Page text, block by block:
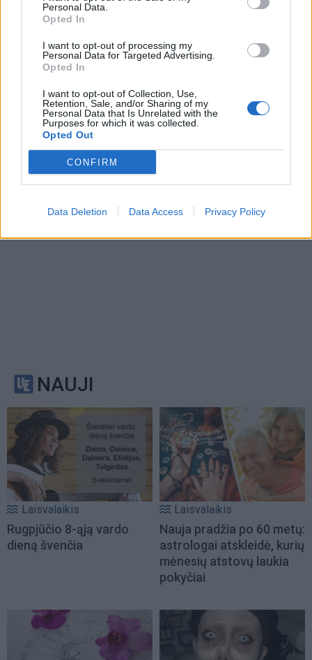
Personal Data.
Opted In
I want to opt-out of processing my
Personal Data for Targeted Advertising.
Opted In
I want to opt-out of Collection, Use,
Retention, Sale, and/or Sharing of my
Personal Data that Is Unrelated with the
Purposes for which it was collected.
Opted Out
CONFIRM
Data Deletion Data Access Privacy Policy
Kriminalai
Paramediko nužudymo
byloje į laisvę paleistas
vienas įtariamųjų
Kriminalai
Užsidegė lauko pavėsinė:
vos be namų neliko
NAUJI
Laisvalaikis
Rugpjūčio 8-ąją vardo
dieną švenčia
Laisvalaikis
Nauja pradžia po 60 metų:
astrologai atskleidė, kurių
mėnesių atstovų laukia
pokyčiai